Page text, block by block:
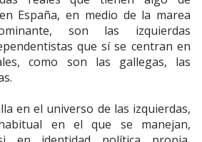
España, en medio de la marea
son las izquierdas
que sí se centran en
como son las gallegas, las
en el universo de las izquierdas,
en el que se manejan,